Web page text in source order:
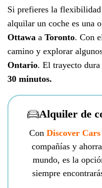
Si prefieres la
alquilar un coche es una
Ottawa a Toronto. Con
camino y explorar
Ontario. El trayecto
30 minutos.
Alquiler de
Con Discover Cars
compañías y
mundo, es la
siempre